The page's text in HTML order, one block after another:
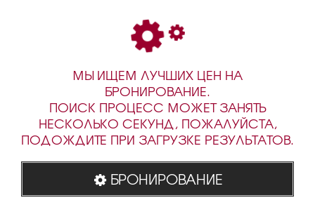
МЫ ИЩЕМ ЛУЧШИХ ЦЕН НА
БРОНИРОВАНИЕ.
ПОИСК ПРОЦЕСС МОЖЕТ ЗАНЯТЬ
НЕСКОЛЬКО СЕКУНД, ПОЖАЛУЙСТА,
ПОДОЖДИТЕ ПРИ ЗАГРУЗКЕ РЕЗУЛЬТАТОВ.
БРОНИРОВАНИЕ